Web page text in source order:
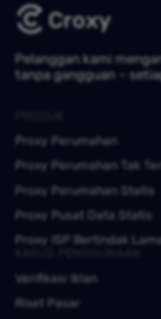
Pelanggan kami
tanpa gangguan –
Proxy Perumahan
Proxy Perumahan Tak
Proxy Perumahan Statis
Proxy Pusat Data Statis
Proxy ISP Bertindak
Verifikasi Iklan
Riset Pasar